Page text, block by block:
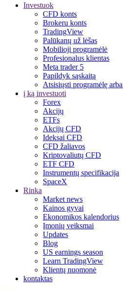
Investuok
CFD konts
Brokeru konts
TradingView
Palūkanų už lėšas
Mobilioji programėlė
Profesionalus klientas
Meta trader 5
Papildyk sąskaitą
Atsisiųsti programėlę
į ką investuoti
Forex
Akcijų
ETFs
Akcijų CFD
Ideksai CFD
CFD žaliavos
Kriptovaliutų CFD
ETF CFD
Instrumentų specifikacija
SpaceX
Rinka
Market news
Kainos gyvai
Ekonomikos kalendorius
Įmonių veiksmai
Updates
Blog
US earnings season
Learn TradingView
Klientų nuomonė
kontaktas